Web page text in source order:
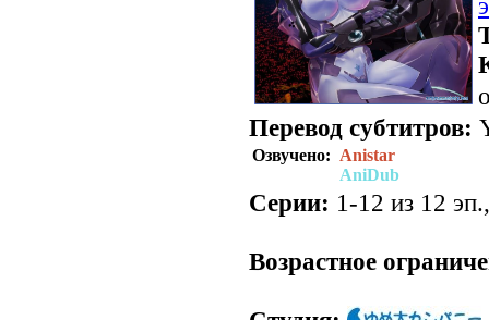
Перевод субтитров:
Озвучено: Anistar
AniDub
Серии: 1-12 из 12
Возрастное